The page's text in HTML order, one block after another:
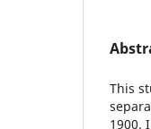
This
1900.